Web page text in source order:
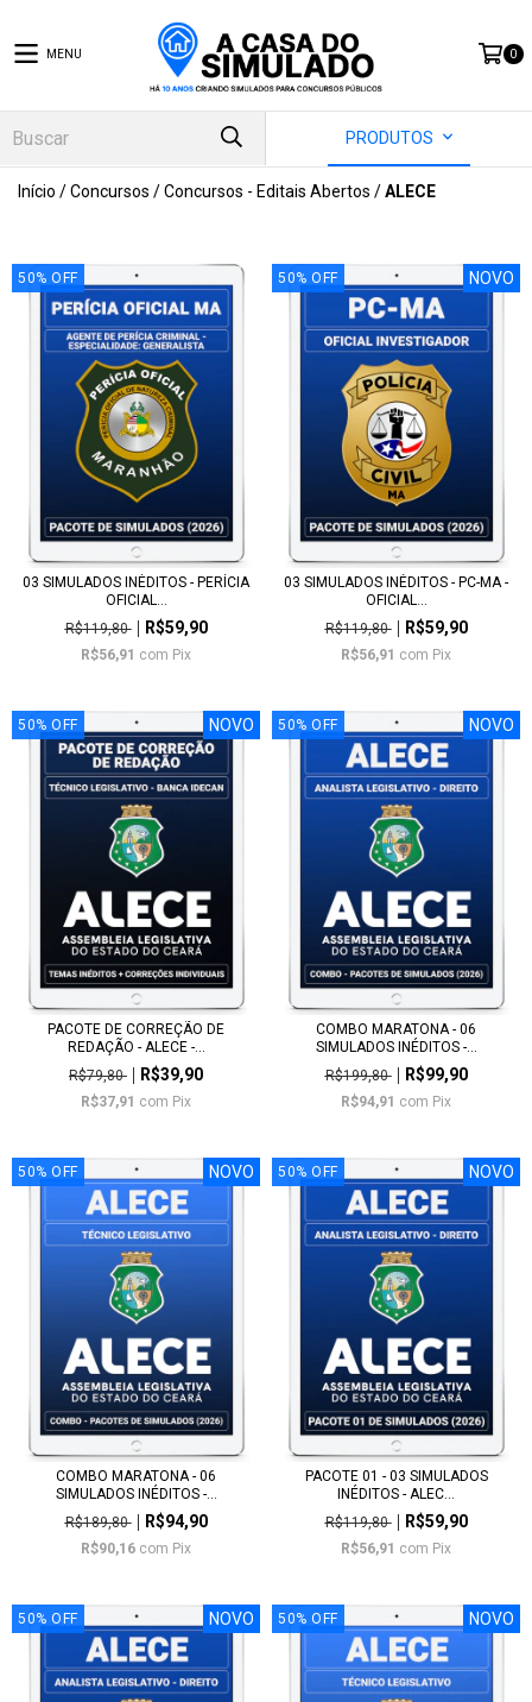
MENU 0
PRODUTOS
Início /Concursos /Concursos - Editais Abertos /ALECE
50% OFF
03 SIMULADOS INÉDITOS - PERÍCIA
OFICIAL...
R$119,80
R$59,90
R$56,91 com Pix
50% OFF NOVO
03 SIMULADOS INÉDITOS - PC-MA -
OFICIAL...
R$119,80
R$59,90
R$56,91 com Pix
50% OFF NOVO
PACOTE DE CORREÇÃO DE
REDAÇÃO - ALECE -...
R$79,80
R$39,90
R$37,91 com Pix
50% OFF NOVO
COMBO MARATONA - 06
SIMULADOS INÉDITOS -...
R$199,80
R$99,90
R$94,91 com Pix
50% OFF NOVO
COMBO MARATONA - 06
SIMULADOS INÉDITOS -...
R$189,80
R$94,90
R$90,16 com Pix
50% OFF NOVO
PACOTE 01 - 03 SIMULADOS
INÉDITOS - ALEC...
R$119,80
R$59,90
R$56,91 com Pix
50% OFF NOVO 50% OFF NOVO